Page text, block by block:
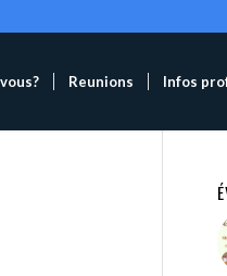
Reunions Infos